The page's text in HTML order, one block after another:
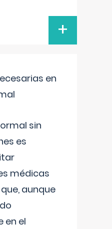
+
en
sin
es
médicas
aunque
en el